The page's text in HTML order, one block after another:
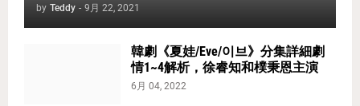
by Teddy - 9月 22, 2021
韓劇《夏娃/Eve/이브》分集詳細劇
情1~4解析，徐睿知和樸秉恩主演
6月 04, 2022